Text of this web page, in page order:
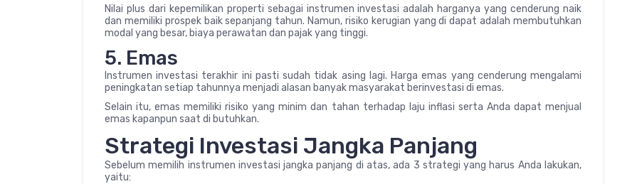
Nilai plus dari kepemilikan properti sebagai instrumen investasi adalah harganya yang cenderung naik
dan memiliki prospek baik sepanjang tahun. Namun, risiko kerugian yang di dapat adalah membutuhkan
modal yang besar, biaya perawatan dan pajak yang tinggi.
5. Emas
Instrumen investasi terakhir ini pasti sudah tidak asing lagi. Harga emas yang cenderung mengalami
peningkatan setiap tahunnya menjadi alasan banyak masyarakat berinvestasi di emas.
Selain itu, emas memiliki risiko yang minim dan tahan terhadap laju inflasi serta Anda dapat menjual
emas kapanpun saat di butuhkan.
Strategi Investasi Jangka Panjang
Sebelum memilih instrumen investasi jangka panjang di atas, ada 3 strategi yang harus Anda lakukan,
yaitu: